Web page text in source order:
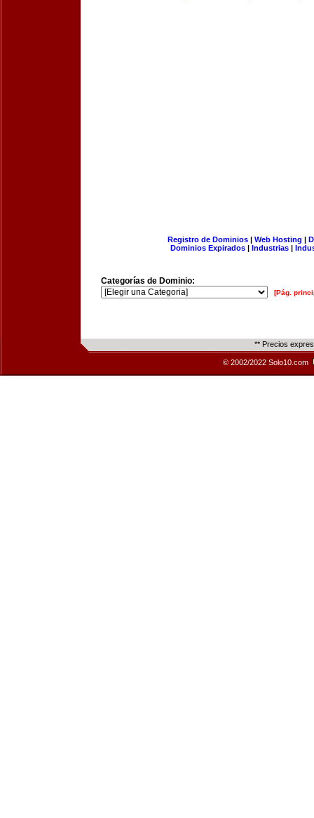
Registro de Dominios| Web Hosting |
Dominios Expirados | Industrias |
Categorías de Dominio:
[Pág.
** Precios
© 2002/2022 Solo10.com